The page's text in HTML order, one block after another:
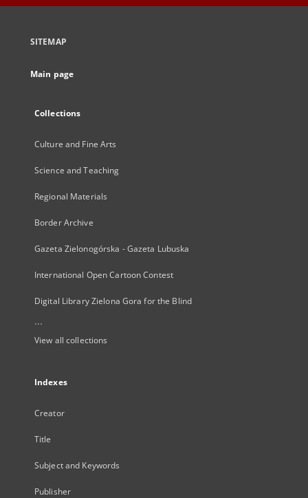
SITEMAP
Main page
Collections
Culture and Fine Arts
Science and Teaching
Regional Materials
Border Archive
Gazeta Zielonogórska - Gazeta Lubuska
International Open Cartoon Contest
Digital Library Zielona Gora for the Blind
...
View all collections
Indexes
Creator
Title
Subject and Keywords
Publisher